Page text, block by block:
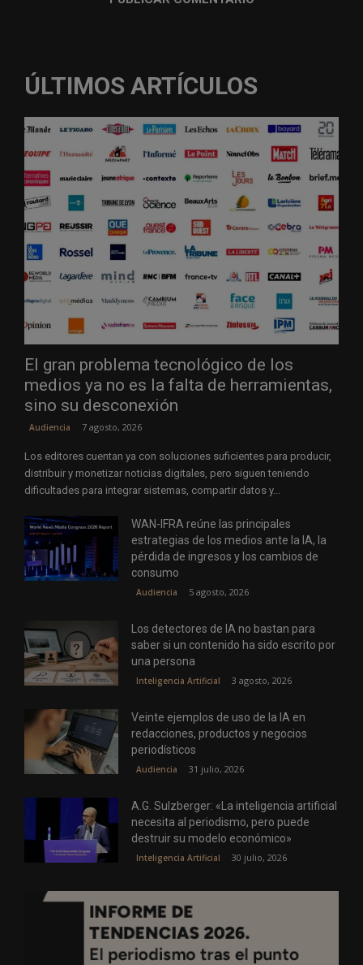
ÚLTIMOS ARTÍCULOS
El gran problema tecnológico de los
medios ya no es la falta de herramientas,
sino su desconexión
Audiencia 7 agosto, 2026
Los editores cuentan ya con soluciones suficientes para producir,
distribuir y monetizar noticias digitales, pero siguen teniendo
dificultades para integrar sistemas, compartir datos y...
WAN-IFRA reúne las principales
estrategias de los medios ante la IA, la
pérdida de ingresos y los cambios de
consumo
Audiencia 5 agosto, 2026
Los detectores de IA no bastan para
saber si un contenido ha sido escrito por
una persona
Inteligencia Artificial 3 agosto, 2026
Veinte ejemplos de uso de la IA en
redacciones, productos y negocios
periodísticos
Audiencia 31 julio, 2026
A.G. Sulzberger: «La inteligencia artificial
necesita al periodismo, pero puede
destruir su modelo económico»
Inteligencia Artificial 30 julio, 2026